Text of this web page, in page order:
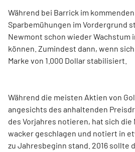
Während bei Barrick im
Sparbemühungen im Vordergrund
Newmont schon wieder Wachstum
können. Zumindest dann, wenn
Marke von 1.000 Dollar stabilisiert.
Während die meisten Aktien von
angesichts des anhaltenden
des Vorjahres notieren, hat sich
wacker geschlagen und notiert in
zu Jahresbeginn stand. 2016 sollte